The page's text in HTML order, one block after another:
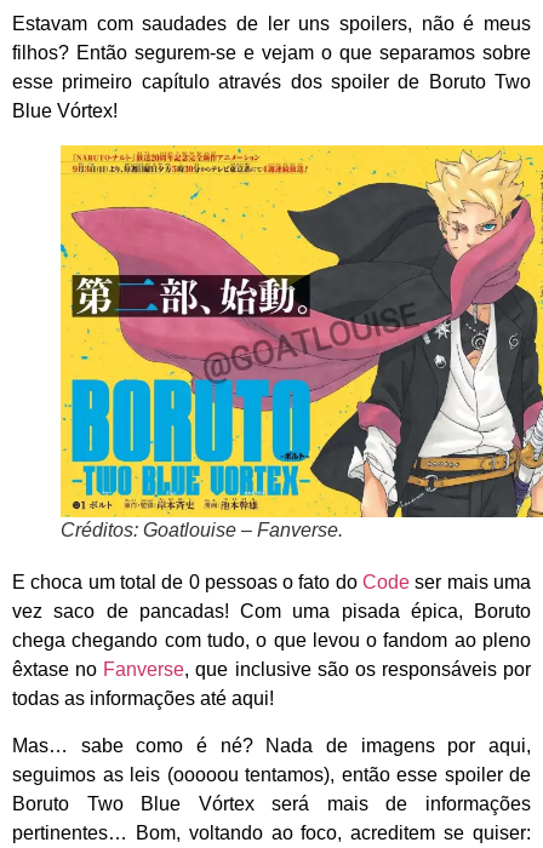
Estavam com saudades de ler uns spoilers, não é meus
filhos? Então segurem-se e vejam o que separamos sobre
esse primeiro capítulo através dos spoiler de Boruto Two
Blue Vórtex!
Créditos: Goatlouise – Fanverse.
E choca um total de 0 pessoas o fato doCode ser mais uma
vez saco de pancadas! Com uma pisada épica, Boruto
chega chegando com tudo, o que levou o fandom ao pleno
êxtase no Fanverse, que inclusive são os responsáveis por
todas as informações até aqui!
Mas… sabe como é né? Nada de imagens por aqui,
seguimos as leis (ooooou tentamos), então esse spoiler de
Boruto Two Blue Vórtex será mais de informações
pertinentes… Bom, voltando ao foco, acreditem se quiser: